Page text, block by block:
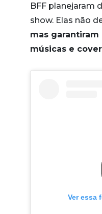
BFF planejaram
show. Elas não
mas
músicas e
Ver essa